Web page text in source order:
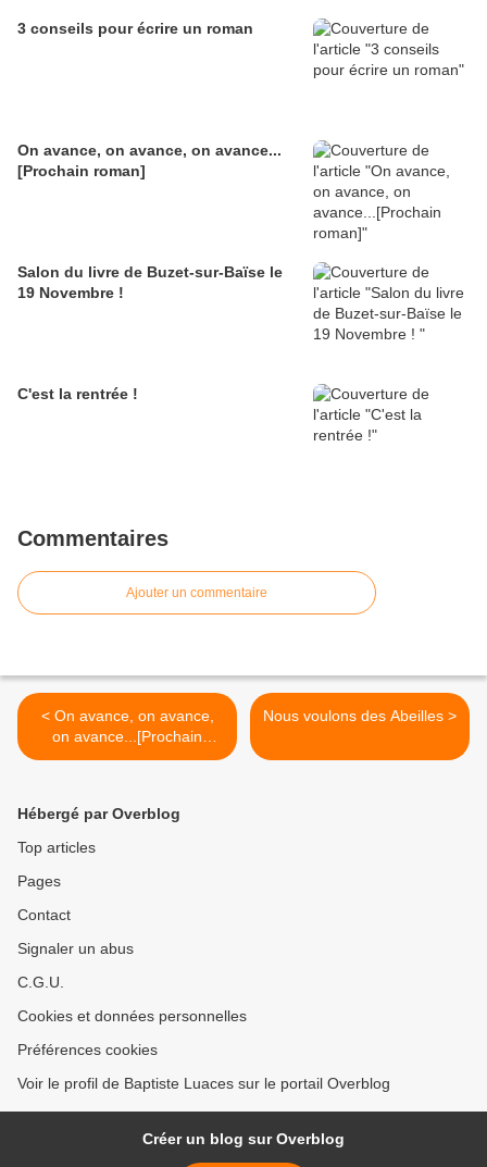
3 conseils pour écrire un roman
On avance, on avance, on avance...
[Prochain roman]
Salon du livre de Buzet-sur-Baïse le
19 Novembre !
C'est la rentrée !
Commentaires
Ajouter un commentaire
< On avance, on avance,
on avance...[Prochain
roman]
Nous voulons des Abeilles >
Hébergé par Overblog
Top articles
Pages
Contact
Signaler un abus
C.G.U.
Cookies et données personnelles
Préférences cookies
Voir le profil de Baptiste Luaces sur le portail Overblog
Créer un blog sur Overblog